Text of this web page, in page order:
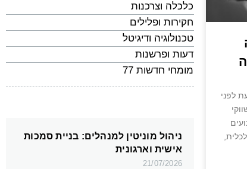
לדעת לפני
כלכלה וצרכנות
חקירות ופלילים
טכנולוגיה ודיגיטל
דעות ופרשנות
מומחי חדשות 77
ניהול מוניטין למנהלים: בניית סמכות
אישית וארגונית
21/07/2026